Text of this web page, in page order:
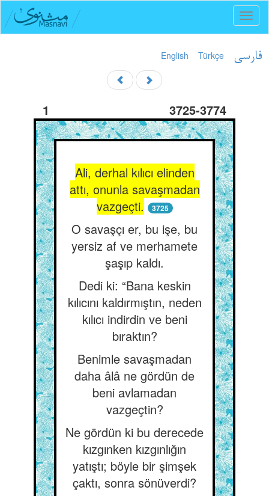
English Türkçe فارسی
1 3725-3774
Ali, derhal kılıcı elinden
attı, onunla savaşmadan
vazgeçti.
3725
O savaşçı er, bu işe, bu
yersiz af ve merhamete
şaşıp kaldı.
Dedi ki: “Bana keskin
kılıcını kaldırmıştın, neden
kılıcı indirdin ve beni
bıraktın?
Benimle savaşmadan
daha âlâ ne gördün de
beni avlamadan
vazgeçtin?
Ne gördün ki bu derecede
kızgınken kızgınlığın
yatıştı; böyle bir şimşek
çaktı, sonra sönüverdi?